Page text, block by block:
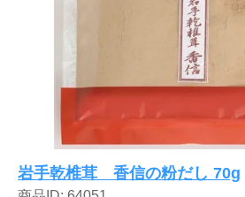
岩手乾椎茸 香信の粉だし 70g